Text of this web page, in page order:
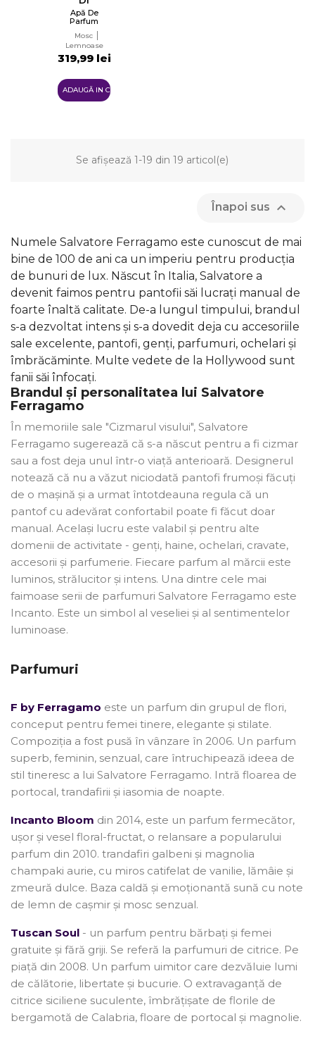
SETA
Apă De
Parfum
Tester
EDP
Mosc
Lemnoase
319,99 lei
ADAUGĂ IN COŞ
Se afișează 1-19 din 19 articol(e)
Înapoi sus 
Numele Salvatore Ferragamo este cunoscut de mai
bine de 100 de ani ca un imperiu pentru producția
de bunuri de lux. Născut în Italia, Salvatore a
devenit faimos pentru pantofii săi lucrați manual de
foarte înaltă calitate. De-a lungul timpului, brandul
s-a dezvoltat intens și s-a dovedit deja cu accesoriile
sale excelente, pantofi, genți, parfumuri, ochelari și
îmbrăcăminte. Multe vedete de la Hollywood sunt
fanii săi înfocați.
Brandul și personalitatea lui Salvatore
Ferragamo
În memoriile sale "Cizmarul visului", Salvatore
Ferragamo sugerează că s-a născut pentru a fi cizmar
sau a fost deja unul într-o viață anterioară. Designerul
notează că nu a văzut niciodată pantofi frumoși făcuți
de o mașină și a urmat întotdeauna regula că un
pantof cu adevărat confortabil poate fi făcut doar
manual. Același lucru este valabil și pentru alte
domenii de activitate - genți, haine, ochelari, cravate,
accesorii și parfumerie. Fiecare parfum al mărcii este
luminos, strălucitor și intens. Una dintre cele mai
faimoase serii de parfumuri Salvatore Ferragamo este
Incanto. Este un simbol al veseliei și al sentimentelor
luminoase.
Parfumuri
F by Ferragamo este un parfum din grupul de flori,
conceput pentru femei tinere, elegante și stilate.
Compoziția a fost pusă în vânzare în 2006. Un parfum
superb, feminin, senzual, care întruchipează ideea de
stil tineresc a lui Salvatore Ferragamo. Intră floarea de
portocal, trandafirii și iasomia de noapte.
Incanto Bloom din 2014, este un parfum fermecător,
ușor și vesel floral-fructat, o relansare a popularului
parfum din 2010. trandafiri galbeni și magnolia
champaki aurie, cu miros catifelat de vanilie, lămâie și
zmeură dulce. Baza caldă și emoționantă sună cu note
de lemn de cașmir și mosc senzual.
Tuscan Soul - un parfum pentru bărbați și femei
gratuite și fără griji. Se referă la parfumuri de citrice. Pe
piață din 2008. Un parfum uimitor care dezvăluie lumi
de călătorie, libertate și bucurie. O extravaganță de
citrice siciliene suculente, îmbrățișate de florile de
bergamotă de Calabria, floare de portocal și magnolie.